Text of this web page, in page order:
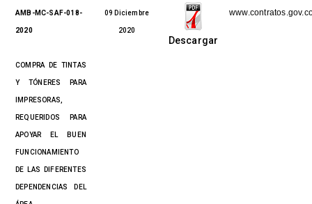
AMB-MC-SAF-018-
2020
COMPRA DE TINTAS
Y TÓNERES PARA
IMPRESORAS,
REQUERIDOS PARA
APOYAR EL BUEN
FUNCIONAMIENTO
DE LAS DIFERENTES
DEPENDENCIAS DEL
09 Diciembre
2020
Descargar